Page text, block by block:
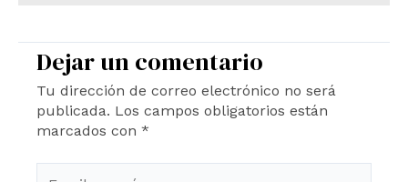
Dejar un comentario
Tu dirección de correo electrónico no será
publicada. Los campos obligatorios están
marcados con *